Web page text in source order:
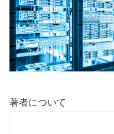
著者について